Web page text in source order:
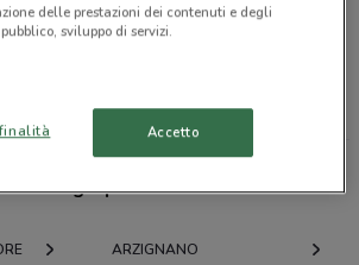
9 Montecchio Maggiore
Montecchio Maggiore
cataloghi per città nelle vicinanze
ARZIGNANO
delle prestazioni dei contenuti e degli
sviluppo di servizi.
Accetto